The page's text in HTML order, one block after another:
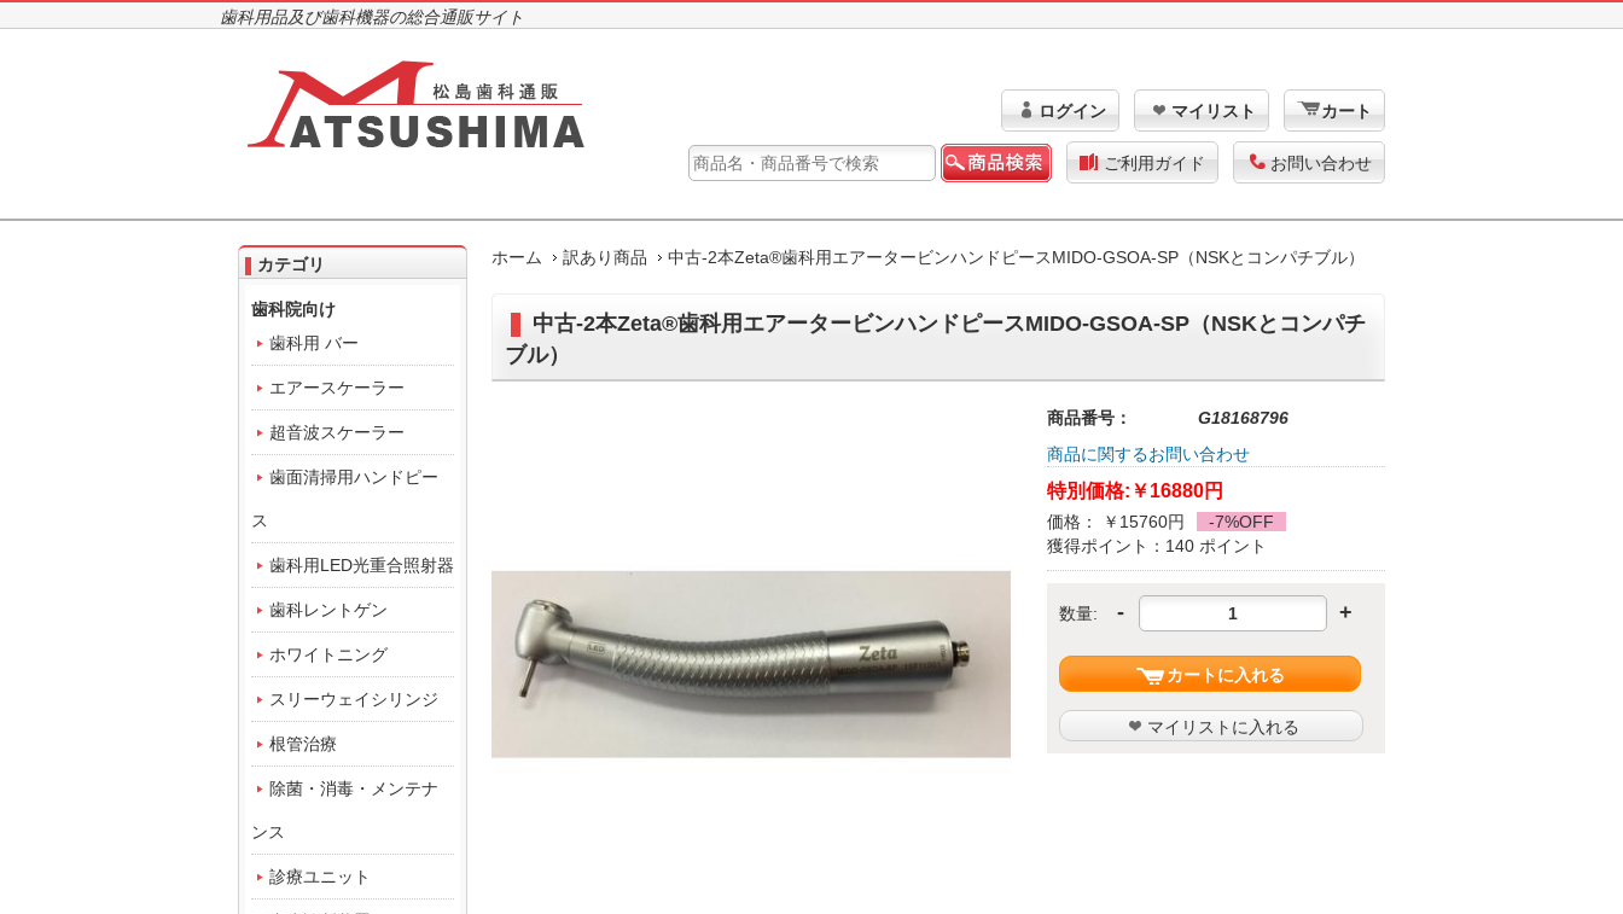
歯科用品及び歯科機器の総合通販サイト
ログイン マイリスト カート
ご利用ガイド お問い合わせ
ホーム 訳あり商品 中古-2本Zeta®歯科用エアータービンハンドピースMIDO-GSOA-SP（NSKとコンパチブル）
中古-2本Zeta®歯科用エアータービンハンドピースMIDO-GSOA-SP（NSKとコンパチ
ブル）
商品番号：
G18168796
商品に関するお問い合わせ
特別価格: ￥16880円
価格： ￥15760円
-7%OFF
獲得ポイント：140 ポイント
数量: - +
カートに入れる
マイリストに入れる
カテゴリ
歯科院向け
歯科用 バー
エアースケーラー
超音波スケーラー
歯面清掃用ハンドピー
ス
歯科用LED光重合照射器
歯科レントゲン
ホワイトニング
スリーウェイシリンジ
根管治療
除菌・消毒・メンテナ
ンス
診療ユニット